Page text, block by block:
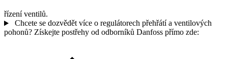
řízení ventilů.
Chcete se dozvědět více o regulátorech přehřátí a ventilových
pohonů? Získejte postřehy od odborníků Danfoss přímo zde: